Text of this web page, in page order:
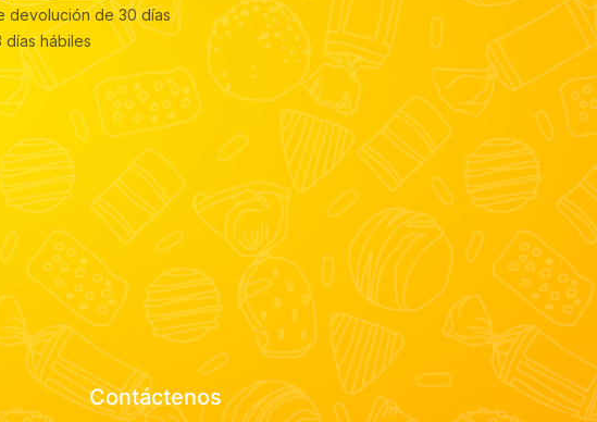
devolución de 30 días
días hábiles
Contáctenos